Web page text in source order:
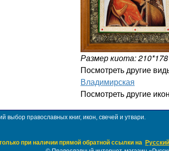
Размер киота:
Посмотреть другие
Владимирская
Посмотреть другие
выбор православных книг, икон, свечей и утвари.
при наличии прямой обратной ссылки на